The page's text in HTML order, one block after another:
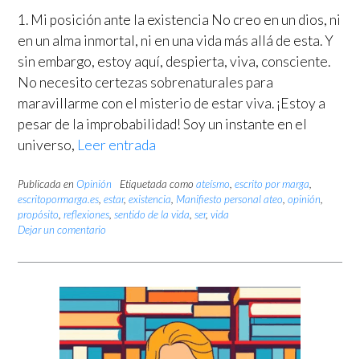
1. Mi posición ante la existencia No creo en un dios, ni
en un alma inmortal, ni en una vida más allá de esta. Y
sin embargo, estoy aquí, despierta, viva, consciente.
No necesito certezas sobrenaturales para
maravillarme con el misterio de estar viva. ¡Estoy a
pesar de la improbabilidad! Soy un instante en el
universo, Leer entrada
Publicada en Opinión Etiquetada como ateísmo escrito por marga
escritopormarga.es estar, existencia Manifiesto personal ateo opinión
propósito reflexiones sentido de la vida ser, vida
Dejar un comentario